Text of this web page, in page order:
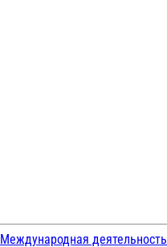
Международная деятельность